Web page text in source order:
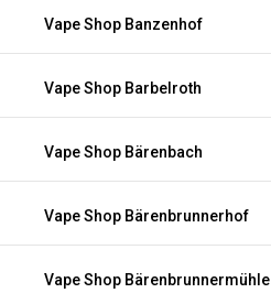
Vape Shop Banzenhof
Vape Shop Barbelroth
Vape Shop Bärenbach
Vape Shop Bärenbrunnerhof
Vape Shop Bärenbrunnermühle